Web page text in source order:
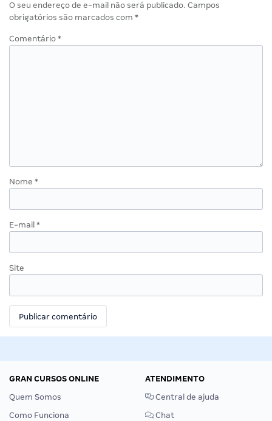
O seu endereço de e-mail não será publicado. Campos
obrigatórios são marcados com *
Comentário *
Nome *
E-mail *
Site
GRAN CURSOS ONLINE
Quem Somos
Como Funciona
ATENDIMENTO
Central de ajuda
Chat